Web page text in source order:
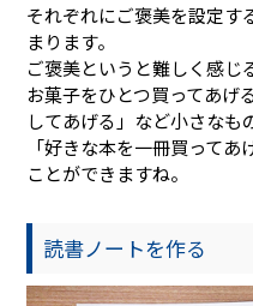
それぞれにご褒美を設定す
まります。
ご褒美というと難しく感じ
お菓子をひとつ買ってあげ
してあげる」など小さなも
「好きな本を一冊買って
ことができますね。
読書ノートを作る